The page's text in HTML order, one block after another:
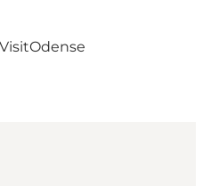
VisitOdense